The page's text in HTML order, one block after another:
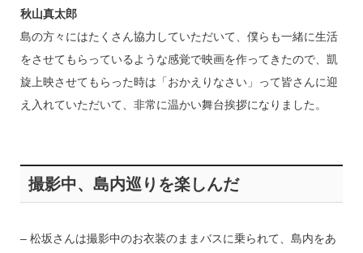
秋山真太郎
島の方々にはたくさん協力していただいて、僕らも一緒に生活
をさせてもらっているような感覚で映画を作ってきたので、凱
旋上映させてもらった時は「おかえりなさい」って皆さんに迎
え入れていただいて、非常に温かい舞台挨拶になりました。
撮影中、島内巡りを楽しんだ
– 松坂さんは撮影中のお衣装のままバスに乗られて、島内をあ